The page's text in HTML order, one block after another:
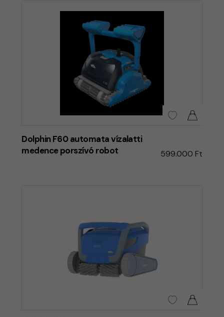
Dolphin F60 automata vízalatti
medence porszívó robot
599.000 Ft